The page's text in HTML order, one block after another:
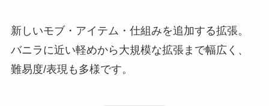
新しいモブ・アイテム・仕組みを追加する拡張。
バニラに近い軽めから大規模な拡張まで幅広く、
難易度/表現も多様です。